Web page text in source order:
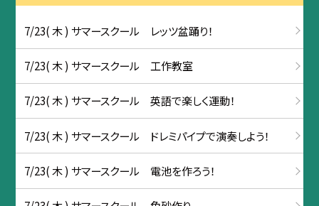
7/23( 木 ) サマースクール レッツ盆踊り！
7/23( 木 ) サマースクール 工作教室
7/23( 木 ) サマースクール 英語で楽しく運動！
7/23( 木 ) サマースクール ドレミパイプで演奏しよう！
7/23( 木 ) サマースクール 電池を作ろう！